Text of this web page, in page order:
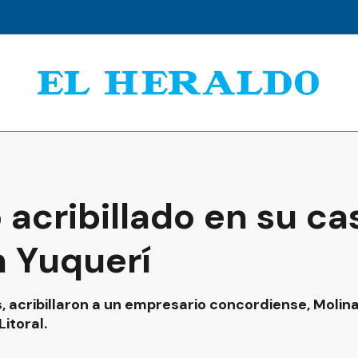
acribillado en su
Yuquerí
acribillaron a un empresario concordiense,